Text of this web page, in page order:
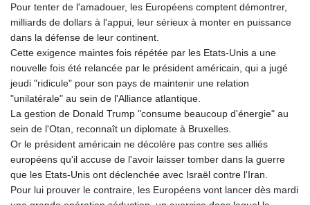
GTQ 8.792342
GYD 241.087126
HKD 9.068233
HNL 30.886664
HRK 7.535359
HTG 150.674455
HUF 363.218435
IDR 20574.407074
ILS 3.467228
IMP 0.857003
INR 110.044414
IQD 1509.543707
IRR
Pour tenter de l'amadouer, les Européens comptent démontrer,
milliards de dollars à l'appui, leur sérieux à monter en puissance
dans la défense de leur continent.
Cette exigence maintes fois répétée par les Etats-Unis a une
nouvelle fois été relancée par le président américain, qui a jugé
jeudi "ridicule" pour son pays de maintenir une relation
"unilatérale" au sein de l'Alliance atlantique.
La gestion de Donald Trump "consume beaucoup d'énergie" au
sein de l'Otan, reconnaît un diplomate à Bruxelles.
Or le président américain ne décolère pas contre ses alliés
européens qu'il accuse de l'avoir laisser tomber dans la guerre
que les Etats-Unis ont déclenchée avec Israël contre l'Iran.
Pour lui prouver le contraire, les Européens vont lancer dès mardi